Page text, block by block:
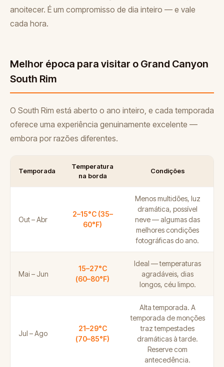
anoitecer. É um compromisso de dia inteiro — e vale
cada hora.
Melhor época para visitar o Grand Canyon
South Rim
O South Rim está aberto o ano inteiro, e cada temporada
oferece uma experiência genuinamente excelente —
embora por razões diferentes.
Temporada
Temperatura
na borda
Condições
Out – Abr
2–15°C (35–
60°F)
Menos multidões, luz
dramática, possível
neve — algumas das
melhores condições
fotográficas do ano.
Mai – Jun
15–27°C
(60–80°F)
Ideal — temperaturas
agradáveis, dias
longos, céu limpo.
Jul – Ago
21–29°C
(70–85°F)
Alta temporada. A
temporada de monções
traz tempestades
dramáticas à tarde.
Reserve com
antecedência.